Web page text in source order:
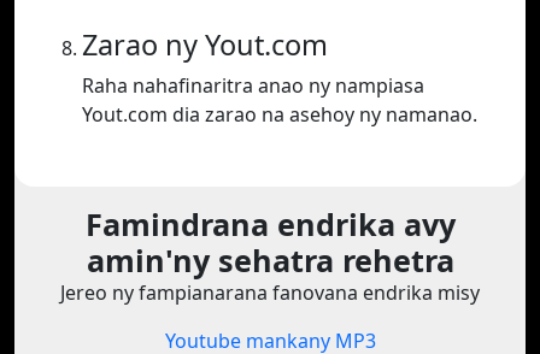
Zarao ny Yout.com
Raha nahafinaritra anao ny nampiasa
Yout.com dia zarao na asehoy ny namanao.
Famindrana endrika avy
amin'ny sehatra rehetra
Jereo ny fampianarana fanovana endrika misy
Youtube mankany MP3